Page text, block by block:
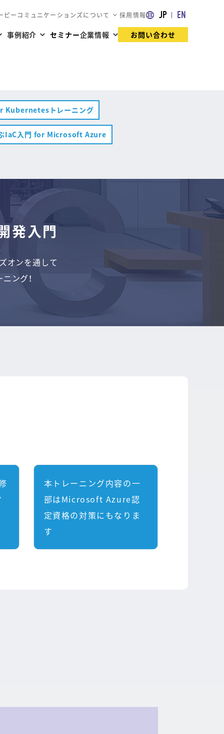
ピーコミュニケーションズについて 採用情報 JP EN
事例紹介 セミナー企業情報 お問い合わせ
Kubernetesトレーニング
IaC入門 for Microsoft Azure
発入門
オンを通して
ング！
本トレーニング内容の一
部はMicrosoft Azure認
定資格の対策にもなりま
す